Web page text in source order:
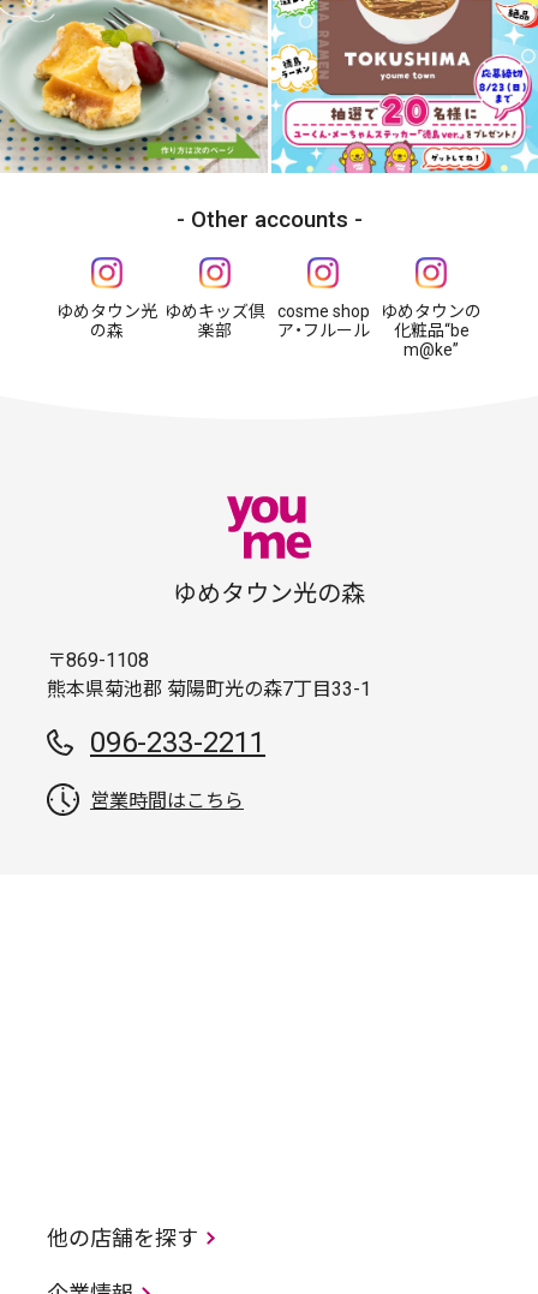
Other accounts
ゆめタウン光
の森
ゆめキッズ倶
楽部
cosme shop
ア・フルール
ゆめタウンの
化粧品“be
m@ke”
ゆめタウン光の森
〒869-1108
熊本県菊池郡 菊陽町光の森7丁目33-1
096-233-2211
営業時間はこちら
他の店舗を探す